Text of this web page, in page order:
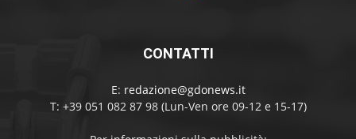
CONTATTI
E: redazione@gdonews.it
T: +39 051 082 87 98 (Lun-Ven ore 09-12 e 15-17)